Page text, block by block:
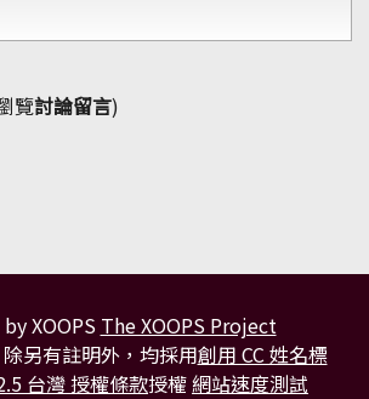
覽討論留言)
XOOPS The XOOPS Project
另有註明外，均採用創用 CC 姓名標
台灣 授權條款授權網站速度測試